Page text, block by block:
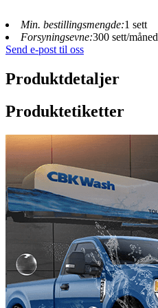
Min. bestillingsmengde:1 sett
Forsyningsevne:300 sett/måned
Send e-post til oss
Produktdetaljer
Produktetiketter